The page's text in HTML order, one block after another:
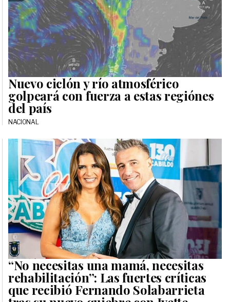
Nuevo ciclón y río atmosférico
golpeará con fuerza a estas regiónes
del país
NACIONAL
“No necesitas una mamá, necesitas
rehabilitación”: Las fuertes críticas
que recibió Fernando Solabarrieta